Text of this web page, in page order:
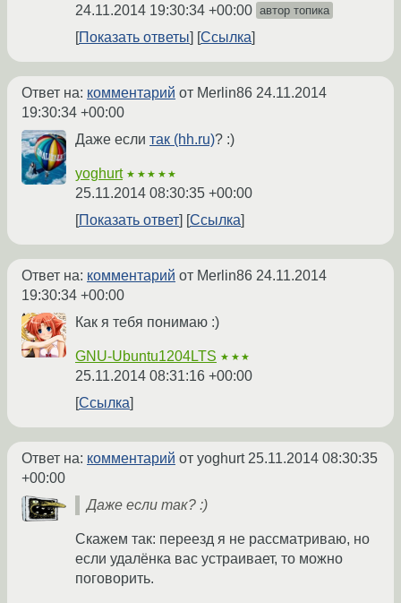
24.11.2014 19:30:34 +00:00 автор топика
Показать ответы Ссылка
Ответ на: комментарий от Merlin86 24.11.2014
19:30:34 +00:00
Даже если так (hh.ru)? :)
yoghurt ★★★★★
25.11.2014 08:30:35 +00:00
Показать ответ
Ссылка
Ответ на: комментарий от Merlin86 24.11.2014
19:30:34 +00:00
Как я тебя понимаю :)
GNU-Ubuntu1204LTS ★★★
25.11.2014 08:31:16 +00:00
Ссылка
Ответ на: комментарий от yoghurt25.11.2014 08:30:35
+00:00
Даже если так? :)
Скажем так: переезд я не рассматриваю, но
если удалёнка вас устраивает, то можно
поговорить.